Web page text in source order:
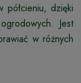
półcieniu, dzięki
Jest
w różnych